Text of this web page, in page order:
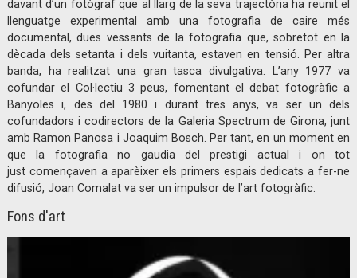
davant d’un fotògraf que al llarg de la seva trajectòria ha reunit el
llenguatge experimental amb una fotografia de caire més
documental, dues vessants de la fotografia que, sobretot en la
dècada dels setanta i dels vuitanta, estaven en tensió. Per altra
banda, ha realitzat una gran tasca divulgativa. L’any 1977 va
cofundar el Col·lectiu 3 peus, fomentant el debat fotogràfic a
Banyoles i, des del 1980 i durant tres anys, va ser un dels
cofundadors i codirectors de la Galeria Spectrum de Girona, junt
amb Ramon Panosa i Joaquim Bosch. Per tant, en un moment en
que la fotografia no gaudia del prestigi actual i on tot
just començaven a aparèixer els primers espais dedicats a fer-ne
difusió, Joan Comalat va ser un impulsor de l’art fotogràfic.
Fons d'art